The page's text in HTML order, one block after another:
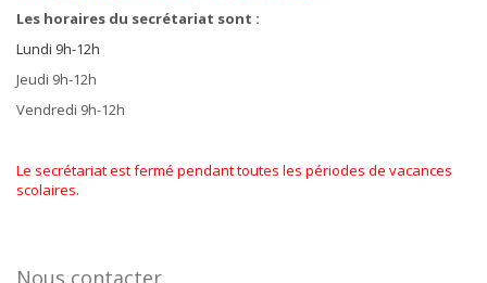
Les horaires du secrétariat sont :
Lundi 9h-12h
Jeudi 9h-12h
Vendredi 9h-12h
Le secrétariat est fermé pendant toutes les périodes de vacances
scolaires.